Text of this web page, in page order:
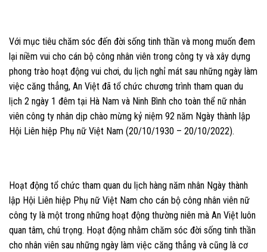
Với mục tiêu chăm sóc đến đời sống tinh thần và mong muốn đem
lại niềm vui cho cán bộ công nhân viên trong công ty và xây dựng
phong trào hoạt động vui chơi, du lịch nghỉ mát sau những ngày làm
việc căng thẳng, An Việt đã tổ chức chương trình tham quan du
lịch 2 ngày 1 đêm tại Hà Nam và Ninh Bình cho toàn thể nữ nhân
viên công ty nhân dịp chào mừng kỷ niệm 92 năm Ngày thành lập
Hội Liên hiệp Phụ nữ Việt Nam (20/10/1930 – 20/10/2022).
Hoạt động tổ chức tham quan du lịch hàng năm nhân Ngày thành
lập Hội Liên hiệp Phụ nữ Việt Nam cho cán bộ công nhân viên nữ
công ty là một trong những hoạt động thường niên mà An Việt luôn
quan tâm, chú trọng. Hoạt động nhằm chăm sóc đời sống tinh thần
cho nhân viên sau những ngày làm việc căng thẳng và cũng là cơ